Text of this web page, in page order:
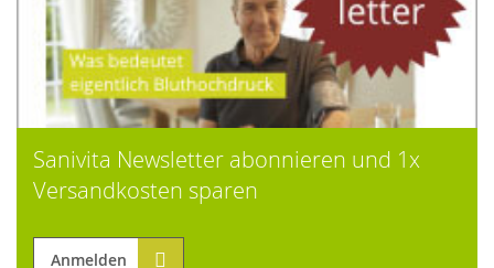
Sanivita Newsletter abonnieren und 1x
Versandkosten sparen
Anmelden